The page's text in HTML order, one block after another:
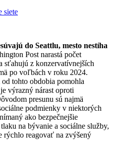
siete
do Seattlu, mesto nestíha
Post narastá počet
sťahujú z konzervatívnejších
po voľbách v roku 2024.
tohto obdobia pomohla
výrazný nárast oproti
presunu sú najmä
podmienky v niektorých
ako bezpečnejšie
na bývanie a sociálne služby,
rýchlo reagovať na zvýšený